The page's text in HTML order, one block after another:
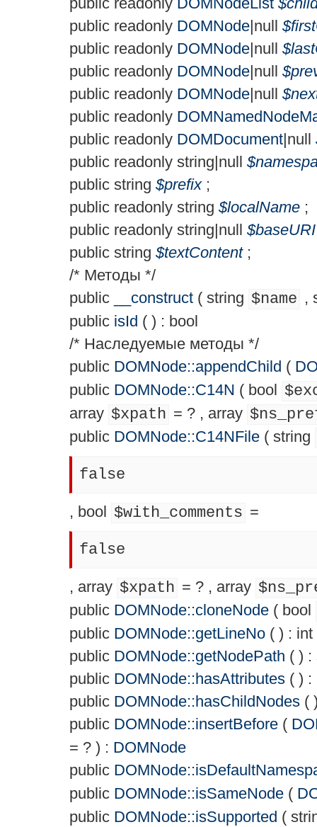
public readonly DOMNode|null $
public readonly DOMNode|null $
public readonly DOMNode|null $
public readonly DOMNode|null $
public readonly
public readonly DOMDocument|null
public readonly string|null $
public string $prefix;
public readonly string $localName ;
public readonly string|null $baseURI
public string $textContent;
/* Методы */
public
__construct ( string $name ,
public isId ( ) : bool
/* Наследуемые методы */
public DOMNode::appendChild (
public DOMNode::C14N ( bool
array $xpath = ? , array
public DOMNode::C14NFile ( string
false
, bool $with_comments =
false
, array $xpath = ? , array
public DOMNode::cloneNode ( bool
public DOMNode::getLineNo ( ) : int
public DOMNode::getNodePath ( ) :
public DOMNode::hasAttributes ( ) :
public DOMNode::hasChildNodes (
public DOMNode::insertBefore (
= ? ) : DOMNode
public
public DOMNode::isSameNode (
public DOMNode::isSupported (